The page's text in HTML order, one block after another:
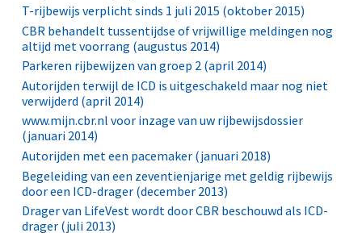
T-rijbewijs verplicht sinds 1 juli 2015 (oktober 2015)
CBR behandelt tussentijdse of vrijwillige meldingen nog
altijd met voorrang (augustus 2014)
Parkeren rijbewijzen van groep 2 (april 2014)
Autorijden terwijl de ICD is uitgeschakeld maar nog niet
verwijderd (april 2014)
www.mijn.cbr.nl voor inzage van uw rijbewijsdossier
(januari 2014)
Autorijden met een pacemaker (januari 2018)
Begeleiding van een zeventienjarige met geldig rijbewijs
door een ICD-drager (december 2013)
Drager van LifeVest wordt door CBR beschouwd als ICD-
drager (juli 2013)